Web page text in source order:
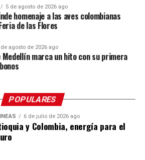
5 de agosto de 2026 ago
homenaje a las aves colombianas
de las Flores
de agosto de 2026 ago
marca un hito con su primera
POPULARES
6 de julio de 2026 ago
y Colombia, energía para el